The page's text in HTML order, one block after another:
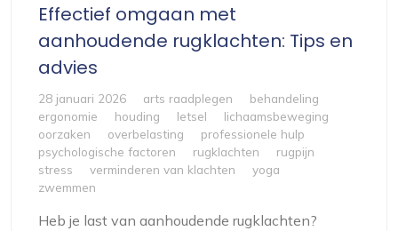
Effectief omgaan met
aanhoudende rugklachten: Tips en
advies
28 januari 2026 arts raadplegen
behandeling
ergonomie
houding letsel
lichaamsbeweging
oorzaken
overbelasting
professionele hulp
psychologische factoren
rugklachten
rugpijn
stress
verminderen van klachten
yoga
zwemmen
Heb je last van aanhoudende rugklachten?